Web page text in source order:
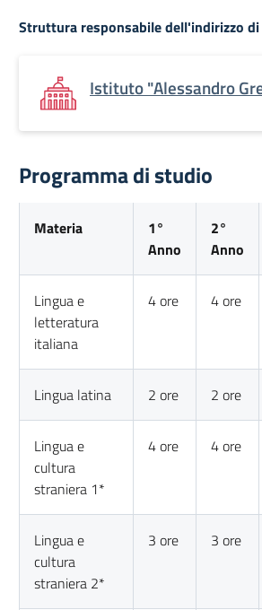
Struttura responsabile dell'indirizzo
Istituto "Alessandro
Programma di studio
Materia
1°
Anno
2°
Anno
Lingua e
letteratura
italiana
4 ore 4 ore
Lingua latina 2 ore 2 ore
Lingua e
cultura
straniera 1*
4 ore 4 ore
Lingua e
cultura
straniera 2*
3 ore 3 ore